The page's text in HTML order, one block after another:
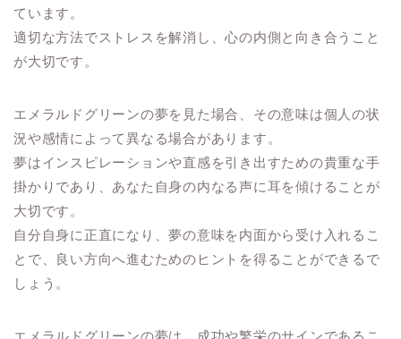
ています。
適切な方法でストレスを解消し、心の内側と向き合うこと
が大切です。
エメラルドグリーンの夢を見た場合、その意味は個人の状
況や感情によって異なる場合があります。
夢はインスピレーションや直感を引き出すための貴重な手
掛かりであり、あなた自身の内なる声に耳を傾けることが
大切です。
自分自身に正直になり、夢の意味を内面から受け入れるこ
とで、良い方向へ進むためのヒントを得ることができるで
しょう。
エメラルドグリーンの夢は、成功や繁栄のサインであるこ